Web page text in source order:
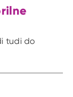
tudi do